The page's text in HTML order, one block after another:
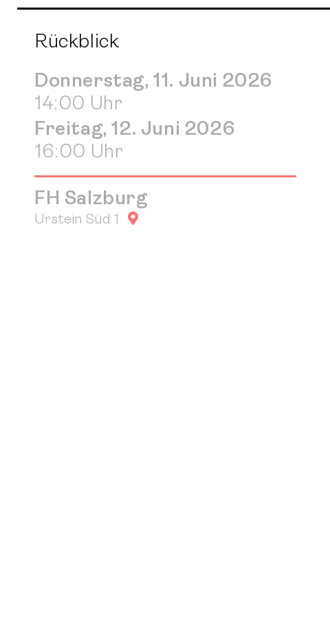
Rückblick
Donnerstag, 11. Juni 2026
14:00 Uhr
Freitag, 12. Juni 2026
16:00 Uhr
FH Salzburg
Urstein Süd 1 Google Maps